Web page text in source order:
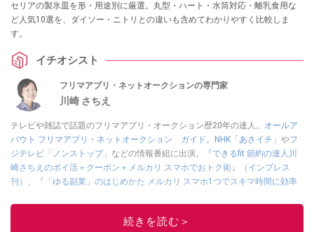
セリアの製氷皿を形・用途別に厳選。丸型・ハート・水筒対応・離乳食用な
ど人気10選を、ダイソー・ニトリとの違いも含めてわかりやすく比較しま
す。
イチオシスト
フリマアプリ・ネットオークションの専門家
川崎 さちえ
テレビや雑誌で話題のフリマアプリ・オークション歴20年の達人。 オールア
バウト フリマアプリ・ネットオークション ガイド。 NHK「あさイチ」 やフ
ジテレビ「ノンストップ」 などの情報番組に出演。
『できるfit 節約の達人川
崎さちえのポイ活＋クーポン＋メルカリ スマホでおトク術』（インプレス
刊） 、
『「ゆる副業」のはじめかた メルカリ スマホ1つでスキマ時間に効率
ぜ日記」
■経歴：2003年、夫が子育てをするために、突然会社を辞める。翌月からの
続きを読む＞